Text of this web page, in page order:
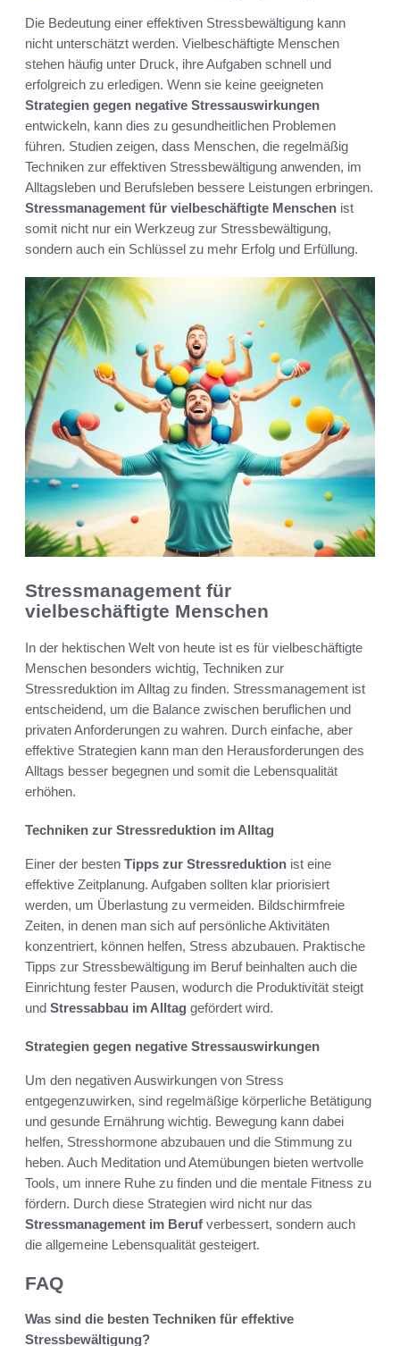
Die Bedeutung einer effektiven Stressbewältigung kann
nicht unterschätzt werden. Vielbeschäftigte Menschen
stehen häufig unter Druck, ihre Aufgaben schnell und
erfolgreich zu erledigen. Wenn sie keine geeigneten
Strategien gegen negative Stressauswirkungen
entwickeln, kann dies zu gesundheitlichen Problemen
führen. Studien zeigen, dass Menschen, die regelmäßig
Techniken zur effektiven Stressbewältigung anwenden, im
Alltagsleben und Berufsleben bessere Leistungen erbringen.
Stressmanagement für vielbeschäftigte Menschen ist
somit nicht nur ein Werkzeug zur Stressbewältigung,
sondern auch ein Schlüssel zu mehr Erfolg und Erfüllung.
Stressmanagement für
vielbeschäftigte Menschen
In der hektischen Welt von heute ist es für vielbeschäftigte
Menschen besonders wichtig, Techniken zur
Stressreduktion im Alltag zu finden. Stressmanagement ist
entscheidend, um die Balance zwischen beruflichen und
privaten Anforderungen zu wahren. Durch einfache, aber
effektive Strategien kann man den Herausforderungen des
Alltags besser begegnen und somit die Lebensqualität
erhöhen.
Techniken zur Stressreduktion im Alltag
Einer der besten Tipps zur Stressreduktion ist eine
effektive Zeitplanung. Aufgaben sollten klar priorisiert
werden, um Überlastung zu vermeiden. Bildschirmfreie
Zeiten, in denen man sich auf persönliche Aktivitäten
konzentriert, können helfen, Stress abzubauen. Praktische
Tipps zur Stressbewältigung im Beruf beinhalten auch die
Einrichtung fester Pausen, wodurch die Produktivität steigt
und Stressabbau im Alltag gefördert wird.
Strategien gegen negative Stressauswirkungen
Um den negativen Auswirkungen von Stress
entgegenzuwirken, sind regelmäßige körperliche Betätigung
und gesunde Ernährung wichtig. Bewegung kann dabei
helfen, Stresshormone abzubauen und die Stimmung zu
heben. Auch Meditation und Atemübungen bieten wertvolle
Tools, um innere Ruhe zu finden und die mentale Fitness zu
fördern. Durch diese Strategien wird nicht nur das
Stressmanagement im Beruf verbessert, sondern auch
die allgemeine Lebensqualität gesteigert.
FAQ
Was sind die besten Techniken für effektive
Stressbewältigung?